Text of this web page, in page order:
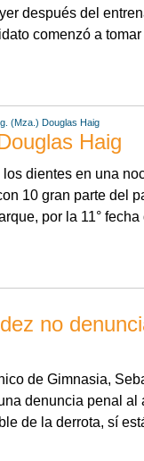
después del
comenzó a
(Mza.) Douglas Haig
Haig
los dientes en una
10 gran parte del
por la 11°
no
de Gimnasia,
denuncia penal al
de la derrota, sí